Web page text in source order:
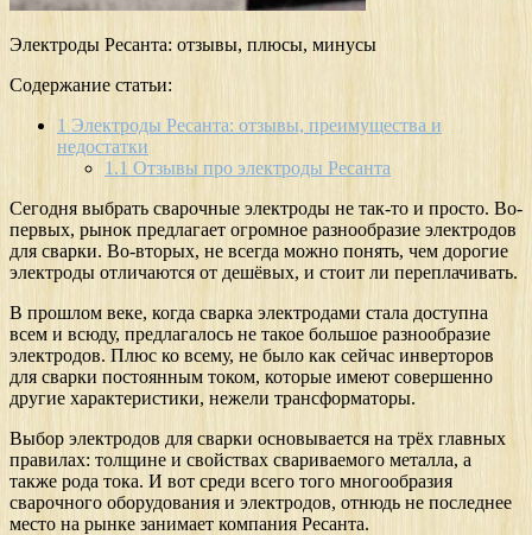
Электроды Ресанта: отзывы, плюсы, минусы
Содержание статьи:
1 Электроды Ресанта: отзывы, преимущества и
недостатки
1.1 Отзывы про электроды Ресанта
Сегодня выбрать сварочные электроды не так-то и просто. Во-
первых, рынок предлагает огромное разнообразие электродов
для сварки. Во-вторых, не всегда можно понять, чем дорогие
электроды отличаются от дешёвых, и стоит ли переплачивать.
В прошлом веке, когда сварка электродами стала доступна
всем и всюду, предлагалось не такое большое разнообразие
электродов. Плюс ко всему, не было как сейчас инверторов
для сварки постоянным током, которые имеют совершенно
другие характеристики, нежели трансформаторы.
Выбор электродов для сварки основывается на трёх главных
правилах: толщине и свойствах свариваемого металла, а
также рода тока. И вот среди всего того многообразия
сварочного оборудования и электродов, отнюдь не последнее
место на рынке занимает компания Ресанта.